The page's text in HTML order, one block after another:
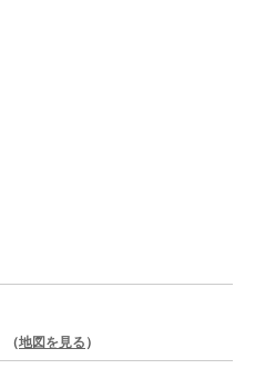
（地図を見る ）